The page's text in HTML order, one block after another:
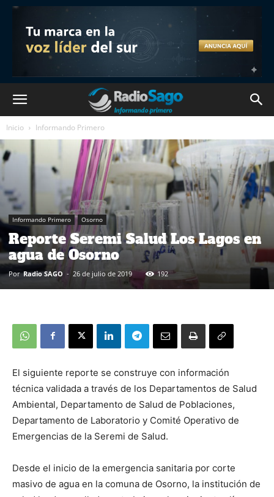
Inicio Informando Primero
Informando Primero Osorno
Reporte Seremi Salud Los Lagos en
agua de Osorno
Por Radio SAGO - 26 de julio de 2019 192
El siguiente reporte se construye con información
técnica validada a través de los Departamentos de Salud
Ambiental, Departamento de Salud de Poblaciones,
Departamento de Laboratorio y Comité Operativo de
Emergencias de la Seremi de Salud.
Desde el inicio de la emergencia sanitaria por corte
masivo de agua en la comuna de Osorno, la institución de